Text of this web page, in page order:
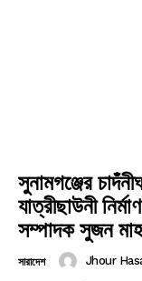
সুনামগঞ্জের
যাত্রীছাউনী
সম্পাদক সুজন
সারাদেশ Jhour